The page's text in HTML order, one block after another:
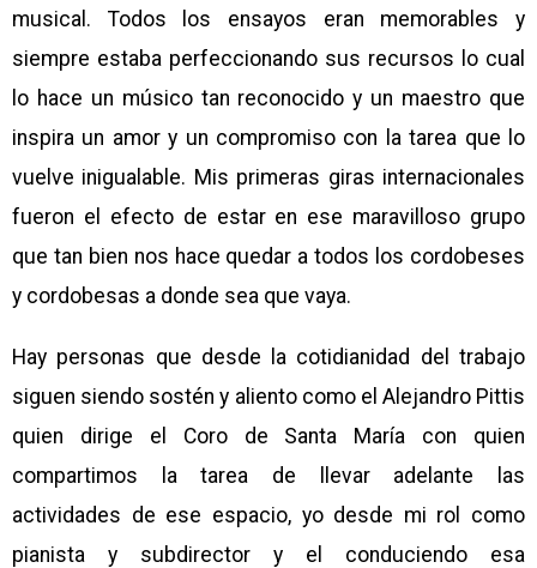
musical. Todos los ensayos eran memorables y
siempre estaba perfeccionando sus recursos lo cual
lo hace un músico tan reconocido y un maestro que
inspira un amor y un compromiso con la tarea que lo
vuelve inigualable. Mis primeras giras internacionales
fueron el efecto de estar en ese maravilloso grupo
que tan bien nos hace quedar a todos los cordobeses
y cordobesas a donde sea que vaya.
Hay personas que desde la cotidianidad del trabajo
siguen siendo sostén y aliento como el Alejandro Pittis
quien dirige el Coro de Santa María con quien
compartimos la tarea de llevar adelante las
actividades de ese espacio, yo desde mi rol como
pianista y subdirector y el conduciendo esa